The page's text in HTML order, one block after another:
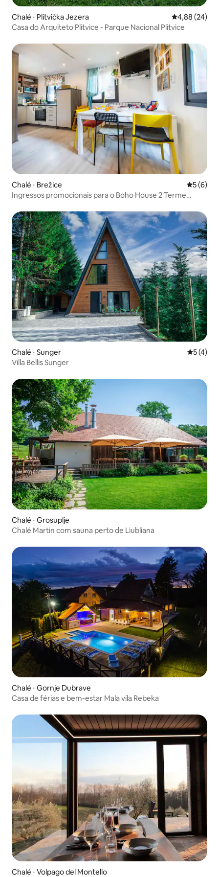
Chalé ⋅ Plitvička Jezera 4,88 de uma
4,88 (24)
Casa do Arquiteto Plitvice - Parque Nacional Plitvice
Chalé ⋅ Brežice 5 de
5 (6)
Ingressos promocionais para o Boho House 2 Terme
Chalé ⋅ Sunger 5 de
5 (4)
Villa Bellis Sunger
Chalé ⋅ Grosuplje
Chalé Martin com sauna perto de Liubliana
Chalé ⋅ Gornje Dubrave
Casa de férias e bem-estar Mala vila Rebeka
Chalé ⋅ Volpago del Montello